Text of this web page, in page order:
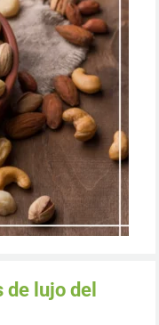
lujo del